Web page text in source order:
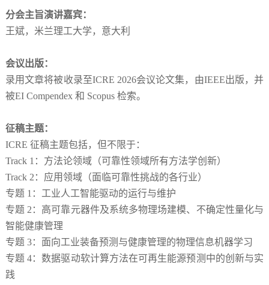
分会主旨演讲嘉宾：
王斌，米兰理工大学，意大利
会议出版：
录用文章将被收录至ICRE 2026会议论文集，由IEEE出版，并
被EI Compendex 和 Scopus 检索。
征稿主题：
ICRE 征稿主题包括，但不限于：
Track 1：方法论领域（可靠性领域所有方法学创新）
Track 2：应用领域（面临可靠性挑战的各行业）
专题 1：工业人工智能驱动的运行与维护
专题 2：高可靠元器件及系统多物理场建模、不确定性量化与
智能健康管理
专题 3：面向工业装备预测与健康管理的物理信息机器学习
专题 4：数据驱动软计算方法在可再生能源预测中的创新与实
践